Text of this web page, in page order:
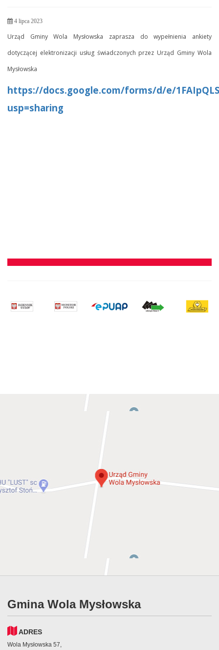
4 lipca 2023
Urząd Gminy Wola Mysłowska zaprasza do wypełnienia ankiety
dotyczącej elektronizacji usług świadczonych przez Urząd Gminy Wola
Mysłowska
https://docs.google.com/forms/d/e/
usp=sharing
Gmina Wola Mysłowska
ADRES
Wola Mysłowska 57,